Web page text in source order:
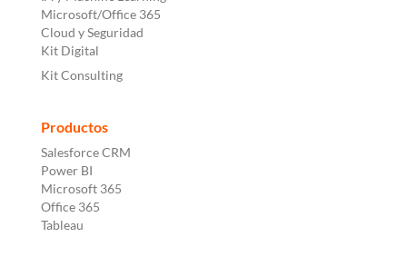
Microsoft/Office 365
Cloud y Seguridad
Kit Digital
Kit Consulting
Productos
Salesforce CRM
Power BI
Microsoft 365
Office 365
Tableau